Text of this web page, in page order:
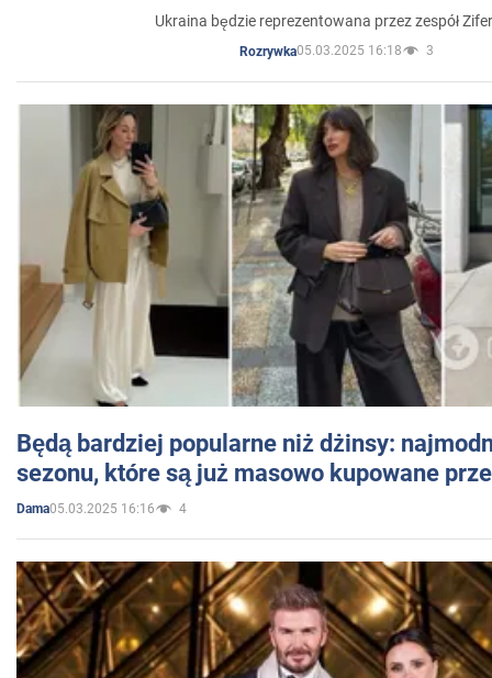
Ukraina będzie reprezentowana przez zespół
Rozrywka05.03.2025 16:18 3
Będą bardziej popularne niż dżinsy:
sezonu, które są już masowo kupowane
Dama05.03.2025 16:16 4